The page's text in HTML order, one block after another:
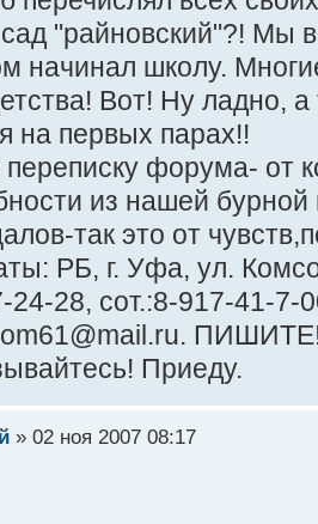
"райновский"?! Мы
начинал школу.
Вот! Ну ладно, а
на первых парах!!
форума- от
из нашей
так это от
РБ, г. Уфа, ул.
24-28, сот.:8-917-41-7-
Приеду.
» 02 ноя 2007 08:17